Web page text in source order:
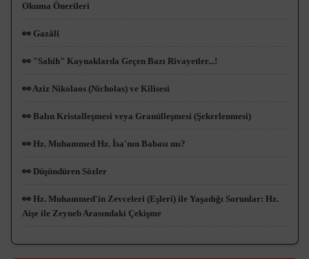
Okuma Önerileri
👀 Gazâlî
👀 "Sahih" Kaynaklarda Geçen Bazı Rivayetler...!
👀 Aziz Nikolaos (Nicholas) ve Kilisesi
👀 Balın Kristalleşmesi veya Granülleşmesi (Şekerlenmesi)
👀 Hz. Muhammed Hz. İsa'nın Babası mı?
👀 Düşündüren Sözler
👀 Hz. Muhammed'in Zevceleri (Eşleri) ile Yaşadığı Sorunlar: Hz.
Aişe ile Zeyneb Arasındaki Çekişme